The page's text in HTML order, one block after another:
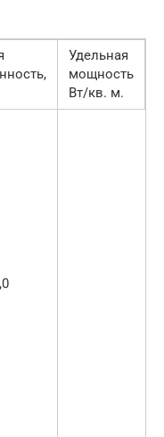
Удельная
мощность
Вт/кв. м.